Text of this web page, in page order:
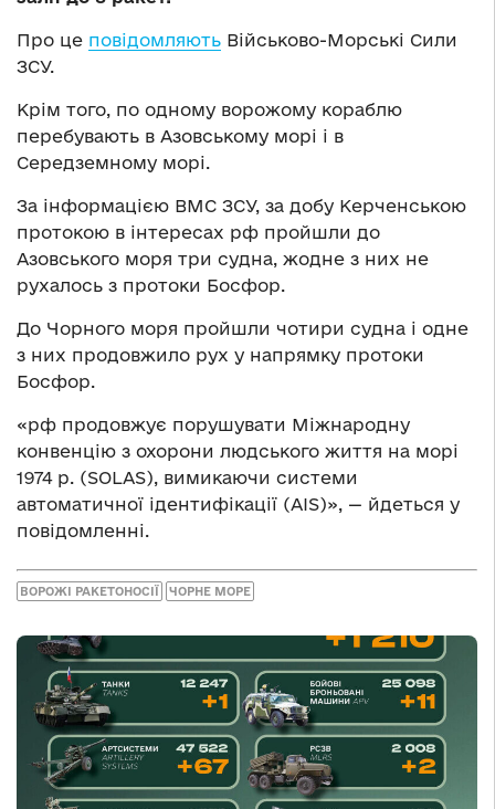
Про це повідомляють Військово-Морські Сили
ЗСУ.
Крім того, по одному ворожому кораблю
перебувають в Азовському морі і в
Середземному морі.
За інформацією ВМС ЗСУ, за добу Керченською
протокою в інтересах рф пройшли до
Азовського моря три судна, жодне з них не
рухалось з протоки Босфор.
До Чорного моря пройшли чотири судна і одне
з них продовжило рух у напрямку протоки
Босфор.
«рф продовжує порушувати Міжнародну
конвенцію з охорони людського життя на морі
1974 р. (SOLAS), вимикаючи системи
автоматичної ідентифікації (AIS)», — йдеться у
повідомленні.
ВОРОЖІ РАКЕТОНОСІЇ ЧОРНЕ МОРЕ